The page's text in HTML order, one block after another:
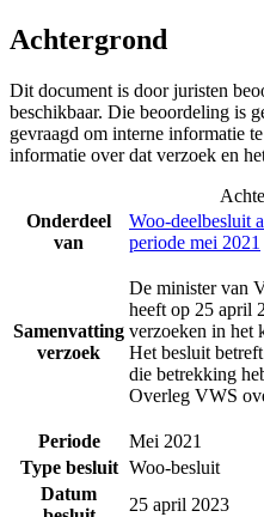
Achtergrond
Dit document is door juristen
beschikbaar. Die beoordeling is
gevraagd om interne informatie
informatie over dat verzoek en
Onderdeel
van
Woo-deelbesluit
periode mei 2021
Samenvatting
verzoek
De minister van
heeft op 25 april
verzoeken in het
Het besluit
die betrekking
Overleg VWS
Periode
Mei 2021
Type besluit Woo-besluit
Datum
25 april 2023